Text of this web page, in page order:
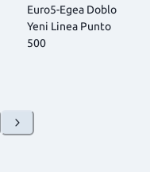
Euro5-Egea Doblo
Yeni Linea Punto
500